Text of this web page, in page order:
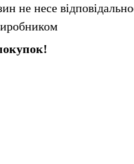
не несе